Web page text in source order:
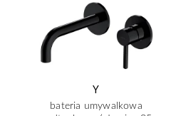
Y
bateria umywalkowa